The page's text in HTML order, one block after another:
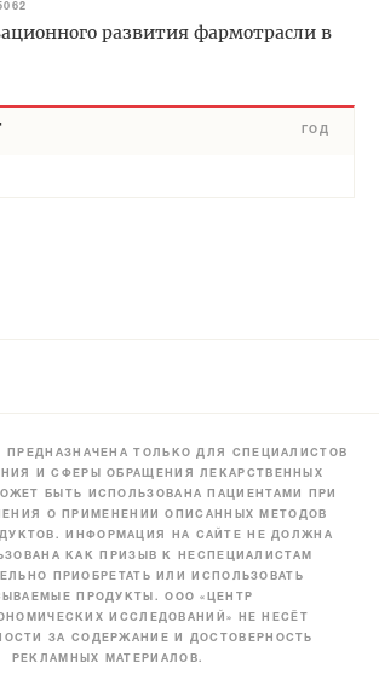
развития фармотрасли в
ГОД
ПРЕДНАЗНАЧЕНА ТОЛЬКО ДЛЯ СПЕЦИАЛИСТОВ
И СФЕРЫ ОБРАЩЕНИЯ ЛЕКАРСТВЕННЫХ
БЫТЬ ИСПОЛЬЗОВАНА ПАЦИЕНТАМИ ПРИ
О ПРИМЕНЕНИИ ОПИСАННЫХ МЕТОДОВ
ИНФОРМАЦИЯ НА САЙТЕ НЕ ДОЛЖНА
КАК ПРИЗЫВ К НЕСПЕЦИАЛИСТАМ
ПРИОБРЕТАТЬ ИЛИ ИСПОЛЬЗОВАТЬ
ПРОДУКТЫ. ООО «ЦЕНТР
ИССЛЕДОВАНИЙ» НЕ НЕСЁТ
ЗА СОДЕРЖАНИЕ И ДОСТОВЕРНОСТЬ
РЕКЛАМНЫХ МАТЕРИАЛОВ.